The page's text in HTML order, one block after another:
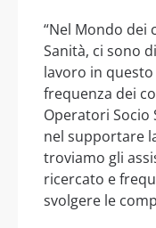
“Nel Mondo
Sanità, ci sono
lavoro in
frequenza dei
Operatori
nel supportare
troviamo gli
ricercato e
svolgere le